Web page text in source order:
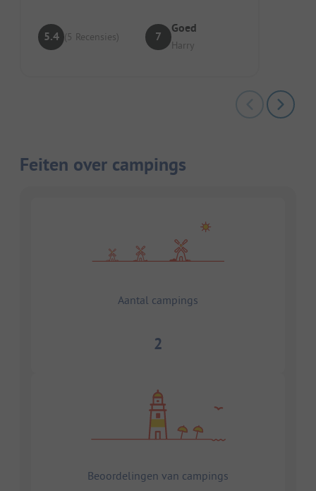
5.4 (5 Recensies) 7
Goed
Harry
Feiten over campings
Aantal campings
2
Beoordelingen van campings